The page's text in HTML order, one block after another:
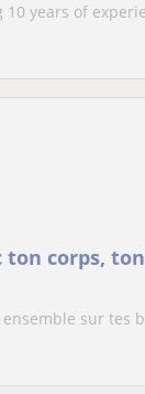
years of
ton corps, ton
sur tes